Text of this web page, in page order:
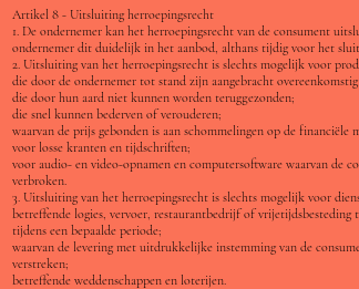
Artikel 8 - Uitsluiting herroepingsrecht
1. De ondernemer kan het herroepingsrecht van de consument
ondernemer dit duidelijk in het aanbod, althans tijdig voor het
2. Uitsluiting van het herroepingsrecht is slechts mogelijk voor
die door de ondernemer tot stand zijn aangebracht
die door hun aard niet kunnen worden teruggezonden;
die snel kunnen bederven of verouderen;
waarvan de prijs gebonden is aan schommelingen op de financiële
voor losse kranten en tijdschriften;
voor audio- en video-opnamen en computersoftware waarvan de
verbroken.
3. Uitsluiting van het herroepingsrecht is slechts mogelijk voor
betreffende logies, vervoer, restaurantbedrijf of vrijetijdsbesteding
tijdens een bepaalde periode;
waarvan de levering met uitdrukkelijke instemming van de
verstreken;
betreffende weddenschappen en loterijen.